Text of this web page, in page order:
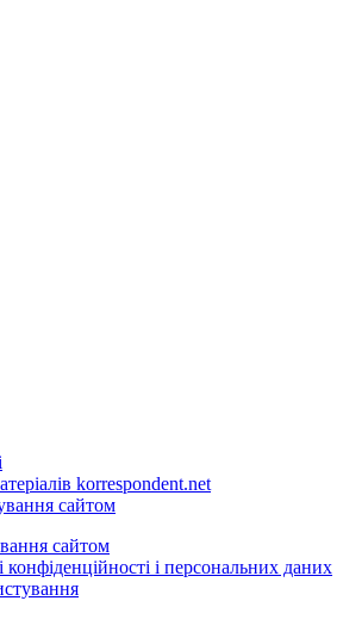
korrespondent.net
сайтом
сайтом
конфіденційності і персональних даних